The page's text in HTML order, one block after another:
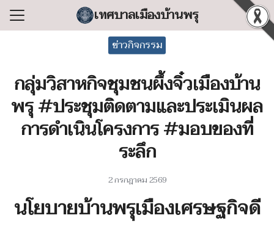
Skip
เทศบาลเมืองบ้านพรุ
ทศบาล
ารงาน
Search
ข่าวกิจกรรม
กลุ่มวิสาหกิจชุมชนผึ้งจิ๋วเมืองบ้าน
พรุ #ประชุมติดตามและประเมินผล
การดำเนินโครงการ #มอบของที่
ระลึก
2 กรกฎาคม 2569
นโยบายบ้านพรุเมืองเศรษฐกิจดี